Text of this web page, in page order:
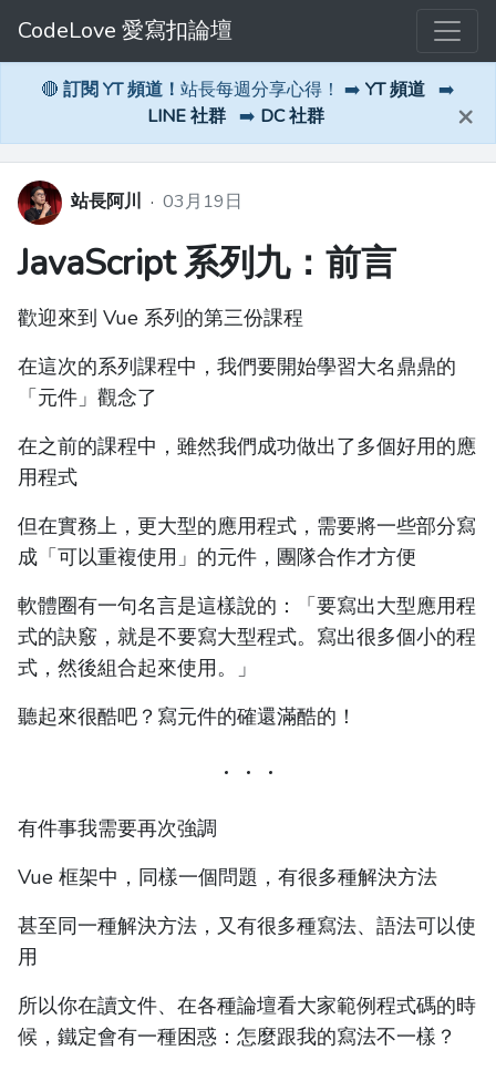
CodeLove 愛寫扣論壇
🔴 訂閱 YT 頻道！ 站長每週分享心得！ ➡️ YT 頻道 ➡️
LINE 社群 ➡️ DC 社群 ×
站長阿川 · 03月19日
JavaScript 系列九：前言
歡迎來到 Vue 系列的第三份課程
在這次的系列課程中，我們要開始學習大名鼎鼎的
「元件」觀念了
在之前的課程中，雖然我們成功做出了多個好用的應
用程式
但在實務上，更大型的應用程式，需要將一些部分寫
成「可以重複使用」的元件，團隊合作才方便
軟體圈有一句名言是這樣說的：「要寫出大型應用程
式的訣竅，就是不要寫大型程式。寫出很多個小的程
式，然後組合起來使用。」
聽起來很酷吧？寫元件的確還滿酷的！
有件事我需要再次強調
Vue 框架中，同樣一個問題，有很多種解決方法
甚至同一種解決方法，又有很多種寫法、語法可以使
用
所以你在讀文件、在各種論壇看大家範例程式碼的時
候，鐵定會有一種困惑：怎麼跟我的寫法不一樣？